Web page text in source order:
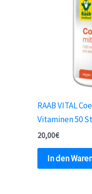
RAAB VITAL
Vitaminen 50
20,00€
In den